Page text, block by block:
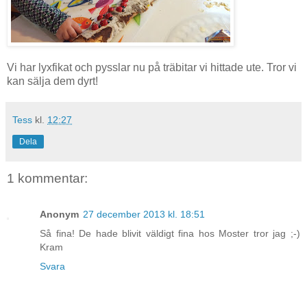
Vi har lyxfikat och pysslar nu på träbitar vi hittade ute. Tror vi
kan sälja dem dyrt!
Tess kl. 12:27
Dela
1 kommentar:
Anonym 27 december 2013 kl. 18:51
Så fina! De hade blivit väldigt fina hos Moster tror jag ;-)
Kram
Svara